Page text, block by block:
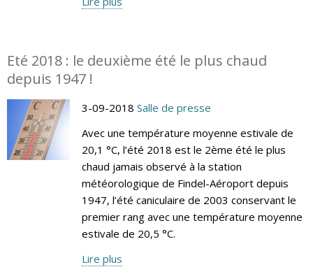
Eté 2018 : le deuxième été le plus chaud
depuis 1947 !
3-09-2018 Salle de presse
Avec une température moyenne estivale de
20,1 °C, l’été 2018 est le 2ème été le plus
chaud jamais observé à la station
météorologique de Findel-Aéroport depuis
1947, l’été caniculaire de 2003 conservant le
premier rang avec une température moyenne
estivale de 20,5 °C.
Lire plus